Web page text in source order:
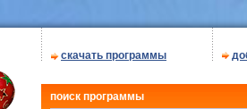
скачать программы
поиск программы